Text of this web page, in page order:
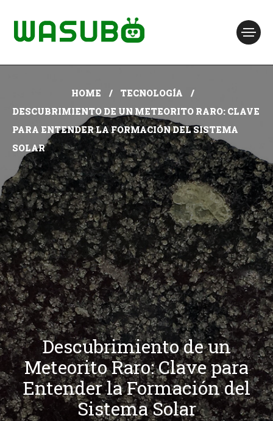
HOME
TECNOLOGÍA
DESCUBRIMIENTO DE UN METEORITO RARO: CLAVE
PARA ENTENDER LA FORMACIÓN DEL SISTEMA
SOLAR
Descubrimiento de un
Meteorito Raro: Clave para
Entender la Formación del
Sistema Solar